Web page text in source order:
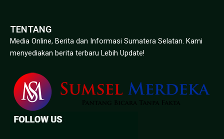
TENTANG
Media Online, Berita dan Informasi Sumatera Selatan. Kami
menyediakan berita terbaru Lebih Update!